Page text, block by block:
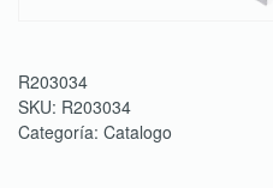
R203034
SKU: R203034
Categoría: Catalogo